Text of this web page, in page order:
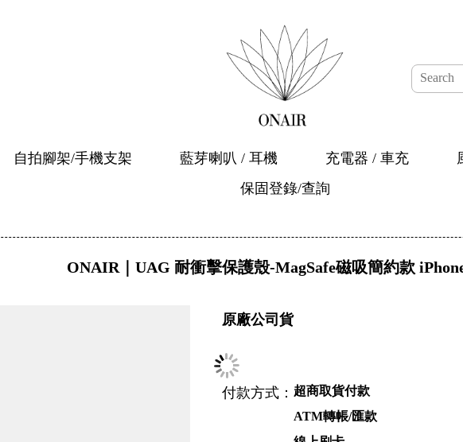
自拍腳架/手機支架 藍芽喇叭 / 耳機 充電器 / 車充 風扇 暖
ONAIR｜UAG 耐衝擊保護殼-MagSafe磁吸簡約款
原廠公司貨
付款方式：超商取貨付款
ATM轉帳/匯款